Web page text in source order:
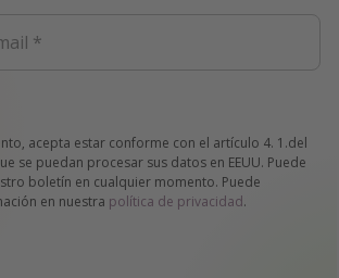
acepta estar conforme con el artículo 4. 1.del
se puedan procesar sus datos en EEUU. Puede
boletín en cualquier momento. Puede
en nuestra política de privacidad.